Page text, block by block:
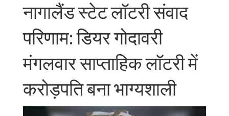
नागालैंड स्टेट लॉटरी संवाद
परिणाम: डियर गोदावरी
मंगलवार साप्ताहिक लॉटरी में
करोड़पति बना भाग्यशाली